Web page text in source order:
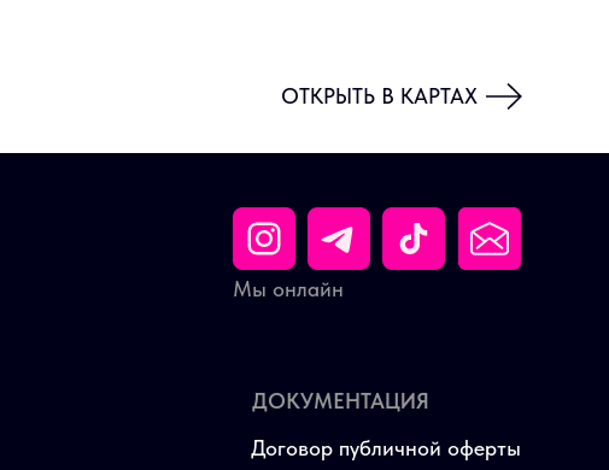
ОТКРЫТЬ В КАРТАХ
Договор публичной оферты
ДОКУМЕНТАЦИЯ
Мы онлайн